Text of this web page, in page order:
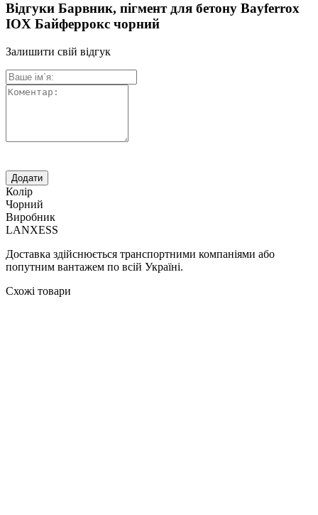
Відгуки Барвник, пігмент для бетону Bayferrox
IOX Байферрокс чорний
Залишити свій відгук
Колір
Чорний
Виробник
LANXESS
Доставка здійснюється транспортними компаніями або
попутним вантажем по всій Україні.
Схожі товари